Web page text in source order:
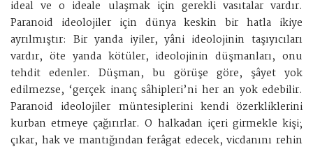
ideal ve o ideale ulaşmak için gerekli vasıtalar vardır.
Paranoid ideolojiler için dünya keskin bir hatla ikiye
ayrılmıştır: Bir yanda iyiler, yâni ideolojinin taşıyıcıları
vardır, öte yanda kötüler, ideolojinin düşmanları, onu
tehdit edenler. Düşman, bu görüşe göre, şâyet yok
edilmezse, ‘gerçek inanç sâhipleri’ni her an yok edebilir.
Paranoid ideolojiler müntesiplerini kendi özerkliklerini
kurban etmeye çağırırlar. O halkadan içeri girmekle kişi;
çıkar, hak ve mantığından ferâgat edecek, vicdanını rehin